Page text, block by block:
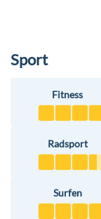
lokalen
Sport
Fitness
Radsport
Surfen